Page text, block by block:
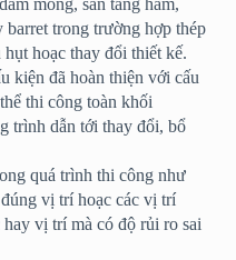
móng, sàn tầng hầm,
barret trong trường hợp thép
hoạc thay đổi thiết kế.
kiện đã hoàn thiện với cấu
thi công toàn khối
trình dẫn tới thay đổi, bổ
quá trình thi công như
vị trí hoạc các vị trí
vị trí mà có độ rủi ro sai